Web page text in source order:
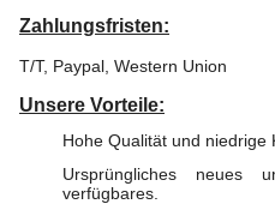
Zahlungsfristen:
T/T, Paypal, Western Union
Unsere Vorteile:
Hohe Qualität und niedrige
Ursprüngliches neues
verfügbares.